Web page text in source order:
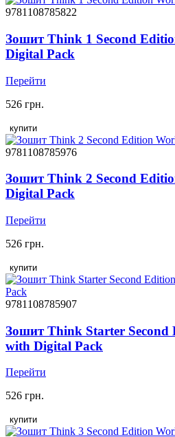
9781108785822
Зошит Think 1 Second
Digital Pack
Перейти
526 грн.
купити
9781108785976
Зошит Think 2 Second
Digital Pack
Перейти
526 грн.
купити
9781108785907
Зошит Think Starter
with Digital Pack
Перейти
526 грн.
купити